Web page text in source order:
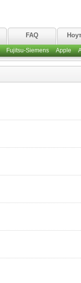
FAQ
Fujitsu-Siemens Apple